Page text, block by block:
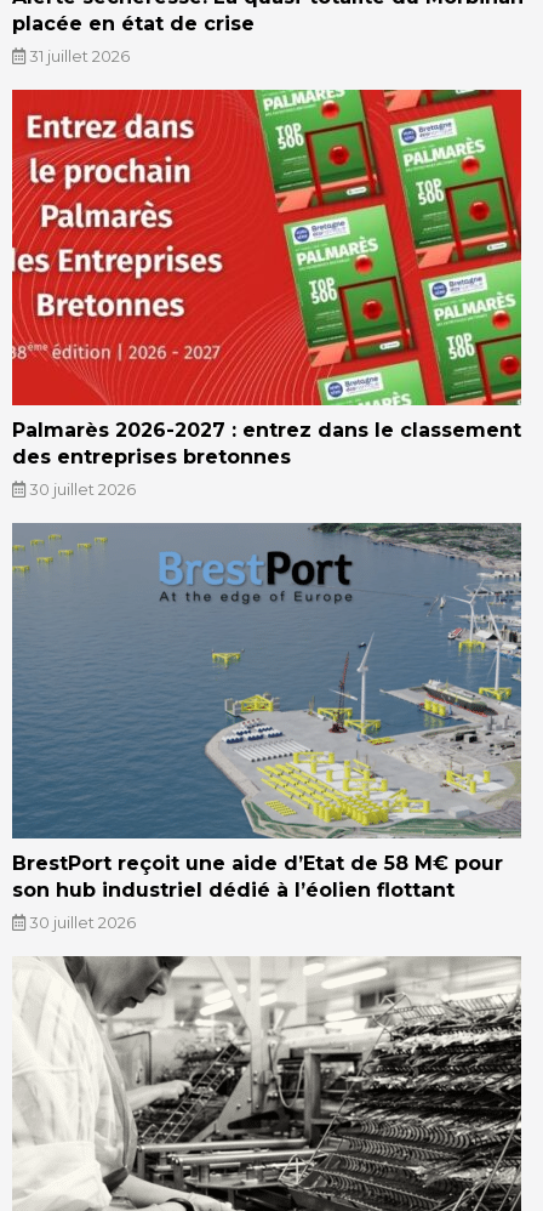
placée en état de crise
31 juillet 2026
Palmarès 2026-2027 : entrez dans le classement
des entreprises bretonnes
30 juillet 2026
BrestPort reçoit une aide d’Etat de 58 M€ pour
son hub industriel dédié à l’éolien flottant
30 juillet 2026